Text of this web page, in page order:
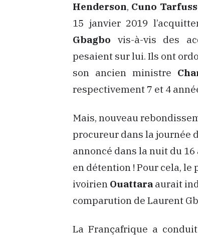
Henderson, Cuno
15 janvier 2019
Gbagbo vis-à-vis des
pesaient sur lui. Ils ont
son ancien ministre
respectivement 7 et 4
Mais, nouveau
procureur dans la journée
annoncé dans la nuit du
en détention ! Pour cela,
ivoirien Ouattara aurait
comparution de Laurent
La Françafrique a